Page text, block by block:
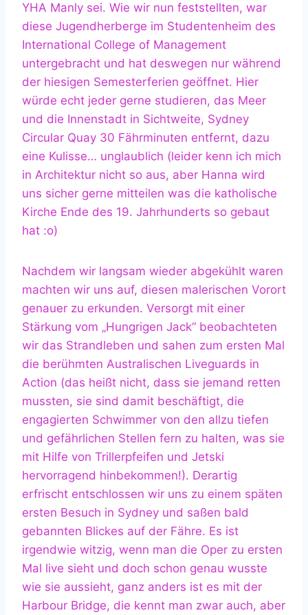
YHA Manly sei. Wie wir nun feststellten, war
diese Jugendherberge im Studentenheim des
International College of Management
untergebracht und hat deswegen nur während
der hiesigen Semesterferien geöffnet. Hier
würde echt jeder gerne studieren, das Meer
und die Innenstadt in Sichtweite, Sydney
Circular Quay 30 Fährminuten entfernt, dazu
eine Kulisse… unglaublich (leider kenn ich mich
in Architektur nicht so aus, aber Hanna wird
uns sicher gerne mitteilen was die katholische
Kirche Ende des 19. Jahrhunderts so gebaut
hat :o)
Nachdem wir langsam wieder abgekühlt waren
machten wir uns auf, diesen malerischen Vorort
genauer zu erkunden. Versorgt mit einer
Stärkung vom „Hungrigen Jack“ beobachteten
wir das Strandleben und sahen zum ersten Mal
die berühmten Australischen Liveguards in
Action (das heißt nicht, dass sie jemand retten
mussten, sie sind damit beschäftigt, die
engagierten Schwimmer von den allzu tiefen
und gefährlichen Stellen fern zu halten, was sie
mit Hilfe von Trillerpfeifen und Jetski
hervorragend hinbekommen!). Derartig
erfrischt entschlossen wir uns zu einem späten
ersten Besuch in Sydney und saßen bald
gebannten Blickes auf der Fähre. Es ist
irgendwie witzig, wenn man die Oper zu ersten
Mal live sieht und doch schon genau wusste
wie sie aussieht, ganz anders ist es mit der
Harbour Bridge, die kennt man zwar auch, aber